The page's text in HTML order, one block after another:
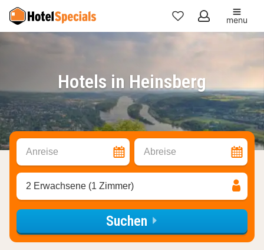
Meine
menu
Hotels in Heinsberg
Anreise Abreise
2 Erwachsene (1 Zimmer)
Suchen